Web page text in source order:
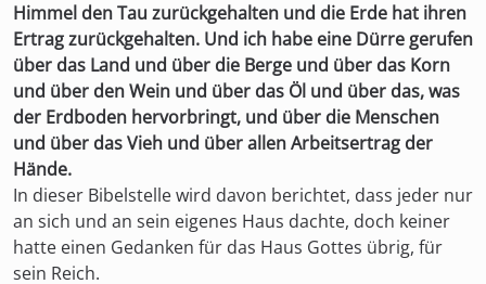
Himmel den Tau zurückgehalten und die Erde hat ihren
Ertrag zurückgehalten. Und ich habe eine Dürre gerufen
über das Land und über die Berge und über das Korn
und über den Wein und über das Öl und über das, was
der Erdboden hervorbringt, und über die Menschen
und über das Vieh und über allen Arbeitsertrag der
Hände.
In dieser Bibelstelle wird davon berichtet, dass jeder nur
an sich und an sein eigenes Haus dachte, doch keiner
hatte einen Gedanken für das Haus Gottes übrig, für
sein Reich.